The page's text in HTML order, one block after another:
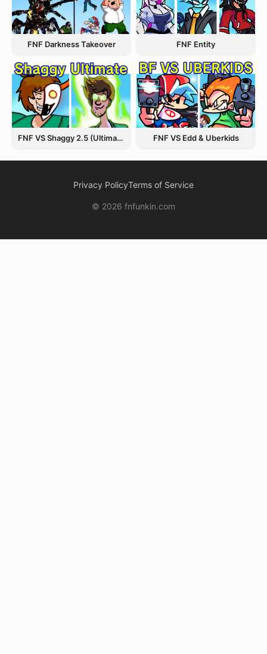
FNF Darkness Takeover FNF Entity
FNF VS Shaggy 2.5 (Ultimate Update) FNF VS Edd & Uberkids
Privacy PolicyTerms of Service
© 2026 fnfunkin.com